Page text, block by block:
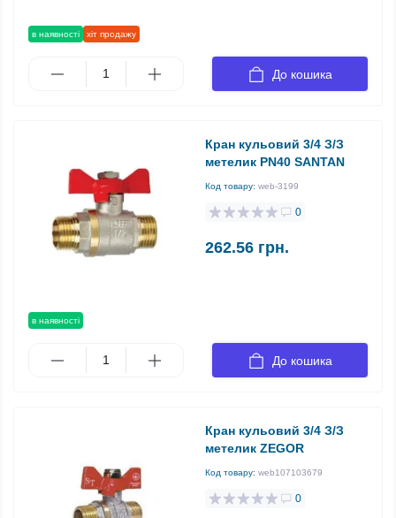
в наявності хіт продажу
До кошика
в наявності
Кран кульовий 3/4 З/З
метелик PN40 SANTAN
Код товару: web-3199
0
262.56 грн.
До кошика
Кран кульовий 3/4 З/З
метелик ZEGOR
Код товару: web107103679
0